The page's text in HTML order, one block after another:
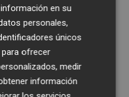
de la primera.
además los
de consenso
siguientes
García
en su
personales,
únicos
para ofrecer
medir
información